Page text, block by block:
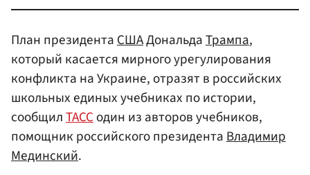
План президентаСШАДональдаТрампа,
который касается мирного урегулирования
конфликта на Украине, отразят в российских
школьных единых учебниках по истории,
сообщилТАССодин из авторов учебников,
помощник российского президентаВладимир
Мединский.